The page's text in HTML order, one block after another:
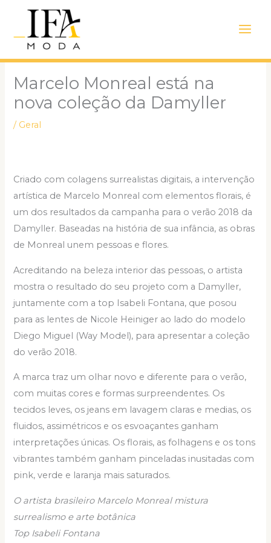
conteúdo
Menu
Marcelo Monreal está na
nova coleção da Damyller
/ Geral
Criado com colagens surrealistas digitais, a intervenção
artística de Marcelo Monreal com elementos florais, é
um dos resultados da campanha para o verão 2018 da
Damyller. Baseadas na história de sua infância, as obras
de Monreal unem pessoas e flores.
Acreditando na beleza interior das pessoas, o artista
mostra o resultado do seu projeto com a Damyller,
juntamente com a top Isabeli Fontana, que posou
para as lentes de Nicole Heiniger ao lado do modelo
Diego Miguel (Way Model), para apresentar a coleção
do verão 2018.
A marca traz um olhar novo e diferente para o verão,
com muitas cores e formas surpreendentes. Os
tecidos leves, os jeans em lavagem claras e medias, os
fluidos, assimétricos e os esvoaçantes ganham
interpretações únicas. Os florais, as folhagens e os tons
vibrantes também ganham pinceladas inusitadas com
pink, verde e laranja mais saturados.
O artista brasileiro Marcelo Monreal mistura
surrealismo e arte botânica
Top Isabeli Fontana